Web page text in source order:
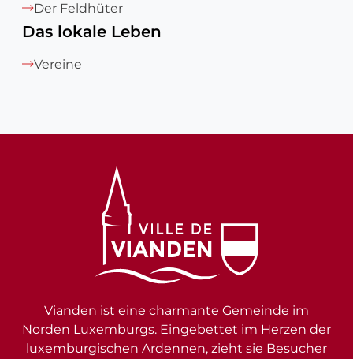
Der Feldhüter
Das lokale Leben
Vereine
Vianden ist eine charmante Gemeinde im
Norden Luxemburgs. Eingebettet im Herzen der
luxemburgischen Ardennen, zieht sie Besucher